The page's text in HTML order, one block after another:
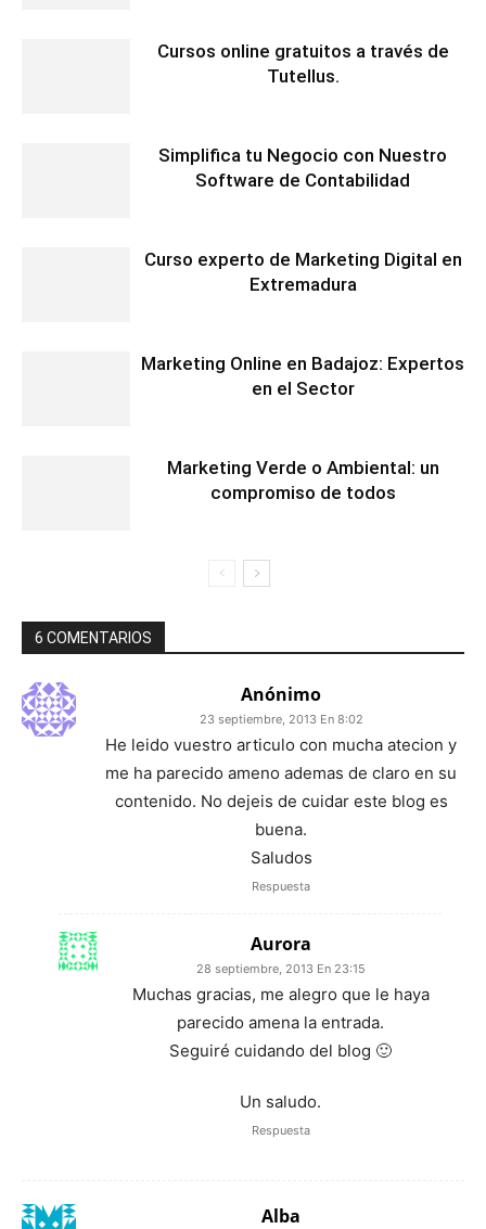
Cursos online gratuitos a través de
Tutellus.
Simplifica tu Negocio con Nuestro
Software de Contabilidad
Curso experto de Marketing Digital en
Extremadura
Marketing Online en Badajoz: Expertos
en el Sector
Marketing Verde o Ambiental: un
compromiso de todos
6 COMENTARIOS
Anónimo
23 septiembre, 2013 En 8:02
He leido vuestro articulo con mucha atecion y
me ha parecido ameno ademas de claro en su
contenido. No dejeis de cuidar este blog es
buena.
Saludos
Respuesta
Aurora
28 septiembre, 2013 En 23:15
Muchas gracias, me alegro que le haya
parecido amena la entrada.
Seguiré cuidando del blog 🙂
Un saludo.
Respuesta
Alba